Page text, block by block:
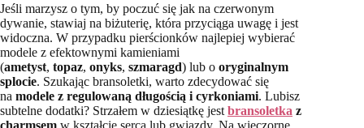
Jeśli marzysz o tym, by poczuć się jak na czerwonym
dywanie, stawiaj na biżuterię, która przyciąga uwagę i jest
widoczna. W przypadku pierścionków najlepiej wybierać
modele z efektownymi kamieniami
(ametyst, topaz, onyks, szmaragd) lub o oryginalnym
splocie. Szukając bransoletki, warto zdecydować się
na modele z regulowaną długością i cyrkoniami. Lubisz
subtelne dodatki? Strzałem w dziesiątkę jest bransoletka z
charmsem w kształcie serca lub gwiazdy. Na wieczorne